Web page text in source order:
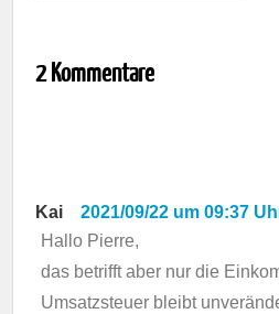
2 Kommentare
Kai
2021/09/22 um 09:37
Hallo Pierre,
das betrifft aber nur die
Umsatzsteuer bleibt